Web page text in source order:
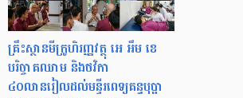
គ្រឹះស្ថានមីក្រូហិរញ្ញវត្ថុ អេ អឹម ខេ
បរិច្ចាគឈាម និងថវិកា
៤០លានរៀលដល់មន្ទីរពេទ្យគន្ធបុប្ផា